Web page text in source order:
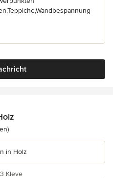
von 5 Sternen
in Holz
Kleve